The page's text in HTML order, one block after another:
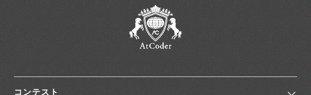
コンテスト